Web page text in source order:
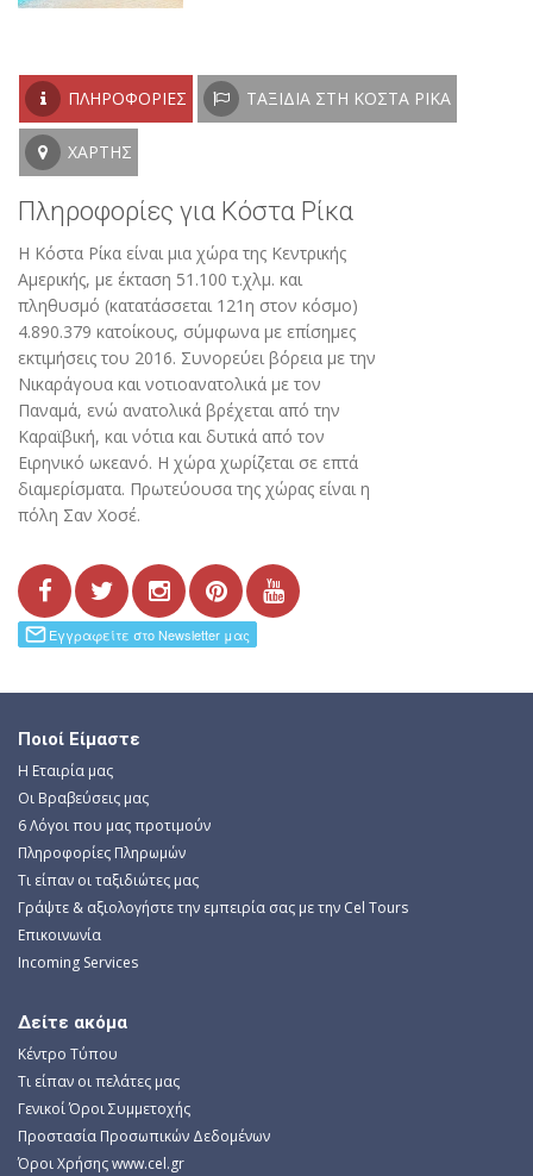
ΠΛΗΡΟΦΟΡΊΕΣ ΤΑΞΊΔΙΑ ΣΤΗ ΚΌΣΤΑ ΡΊΚΑ
ΧΆΡΤΗΣ
Πληροφορίες για Κόστα Ρίκα
Η Κόστα Ρίκα είναι μια χώρα της Κεντρικής
Αμερικής, με έκταση 51.100 τ.χλμ. και
πληθυσμό (κατατάσσεται 121η στον κόσμο)
4.890.379 κατοίκους, σύμφωνα με επίσημες
εκτιμήσεις του 2016. Συνορεύει βόρεια με την
Νικαράγουα και νοτιοανατολικά με τον
Παναμά, ενώ ανατολικά βρέχεται από την
Καραϊβική, και νότια και δυτικά από τον
Ειρηνικό ωκεανό. Η χώρα χωρίζεται σε επτά
διαμερίσματα. Πρωτεύουσα της χώρας είναι η
πόλη Σαν Χοσέ.
Ποιοί Είμαστε
Η Εταιρία μας
Οι Βραβεύσεις μας
6 Λόγοι που μας προτιμούν
Πληροφορίες Πληρωμών
Τι είπαν οι ταξιδιώτες μας
Γράψτε & αξιολογήστε την εμπειρία σας με την Cel Tours
Επικοινωνία
Incoming Services
Δείτε ακόμα
Κέντρο Τύπου
Τι είπαν οι πελάτες μας
Γενικοί Όροι Συμμετοχής
Προστασία Προσωπικών Δεδομένων
Όροι Χρήσης www.cel.gr